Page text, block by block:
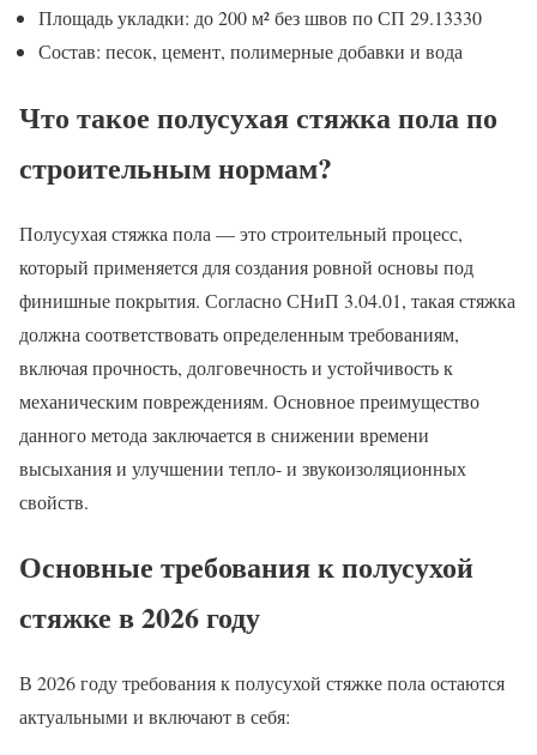
Площадь укладки: до 200 м² без швов по СП 29.13330
Состав: песок, цемент, полимерные добавки и вода
Что такое полусухая стяжка пола по
строительным нормам?
Полусухая стяжка пола — это строительный процесс,
который применяется для создания ровной основы под
финишные покрытия. Согласно СНиП 3.04.01, такая стяжка
должна соответствовать определенным требованиям,
включая прочность, долговечность и устойчивость к
механическим повреждениям. Основное преимущество
данного метода заключается в снижении времени
высыхания и улучшении тепло- и звукоизоляционных
свойств.
Основные требования к полусухой
стяжке в 2026 году
В 2026 году требования к полусухой стяжке пола остаются
актуальными и включают в себя: